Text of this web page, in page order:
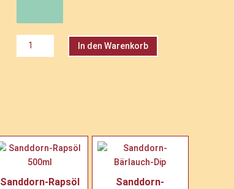
Sanddorn-
In den Warenkorb
n
a
i
Sanddorn-Rapsöl
Sanddorn-